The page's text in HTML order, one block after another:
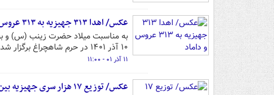
عکس/ اهدا ۳۱۳ جهیزیه به ۳۱۳ عروس و داماد
۱۰ آذر ۱۴۰۱ در حرم شاهچراغ برگزار شد.
۱۱ آذر ۰۱ - ۱۱:۰۰
عکس/ توزیع ۱۷ هزار سری جهیزیه بین مددجویان کمیته امداد